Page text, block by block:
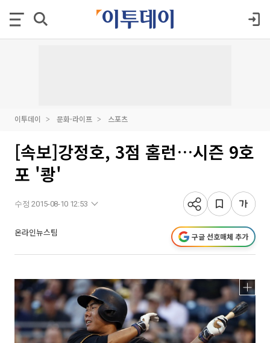
이투데이 문화·라이프 스포츠
[속보]강정호, 3점 홈런…시즌 9호
포 '쾅'
수정 2015-08-10 12:53
온라인뉴스팀 구글 선호매체 추가